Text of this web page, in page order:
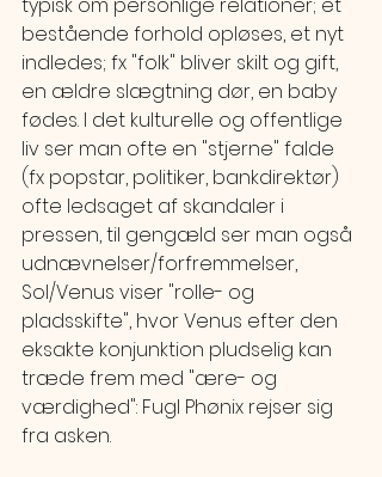
bestående forhold opløses, et nyt
indledes; fx "folk" bliver skilt og gift,
en ældre slægtning dør, en baby
fødes. I det kulturelle og offentlige
liv ser man ofte en "stjerne" falde
(fx popstar, politiker, bankdirektør)
ofte ledsaget af skandaler i
pressen, til gengæld ser man også
udnævnelser/forfremmelser,
Sol/Venus viser "rolle- og
pladsskifte", hvor Venus efter den
eksakte konjunktion pludselig kan
træde frem med "ære- og
værdighed": Fugl Phønix rejser sig
fra asken.